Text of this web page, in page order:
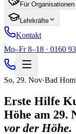
Für Organisationen
Lehrkräfte
Kontakt
Mo–Fr 8–18 · 0160
So, 29. Nov·Bad
Erste Hilfe
Höhe am 29.
vor der Höhe.